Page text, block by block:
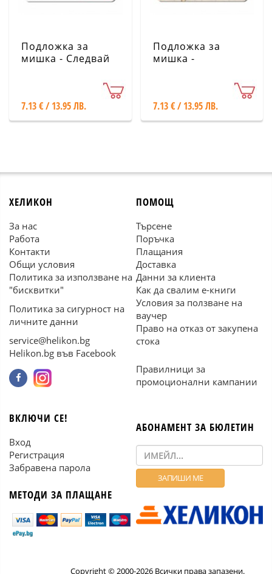
Подложка за
мишка - Следвай
7.13 € / 13.95 ЛВ.
Подложка за
мишка -
7.13 € / 13.95 ЛВ.
ХЕЛИКОН
За нас
Работа
Контакти
Общи условия
Политика за използване на
"бисквитки"
Политика за сигурност на
личните данни
service@helikon.bg
Helikon.bg във Facebook
ПОМОЩ
Търсене
Поръчка
Плащания
Доставка
Данни за клиента
Как да свалим е-книги
Условия за ползване на
ваучер
Право на отказ от закупена
стока
Правилници за
промоционални кампании
ВКЛЮЧИ СЕ!
Вход
Регистрация
Забравена парола
МЕТОДИ ЗА ПЛАЩАНЕ
АБОНАМЕНТ ЗА БЮЛЕТИН
Copyright © 2000-2026 Всички права запазени.